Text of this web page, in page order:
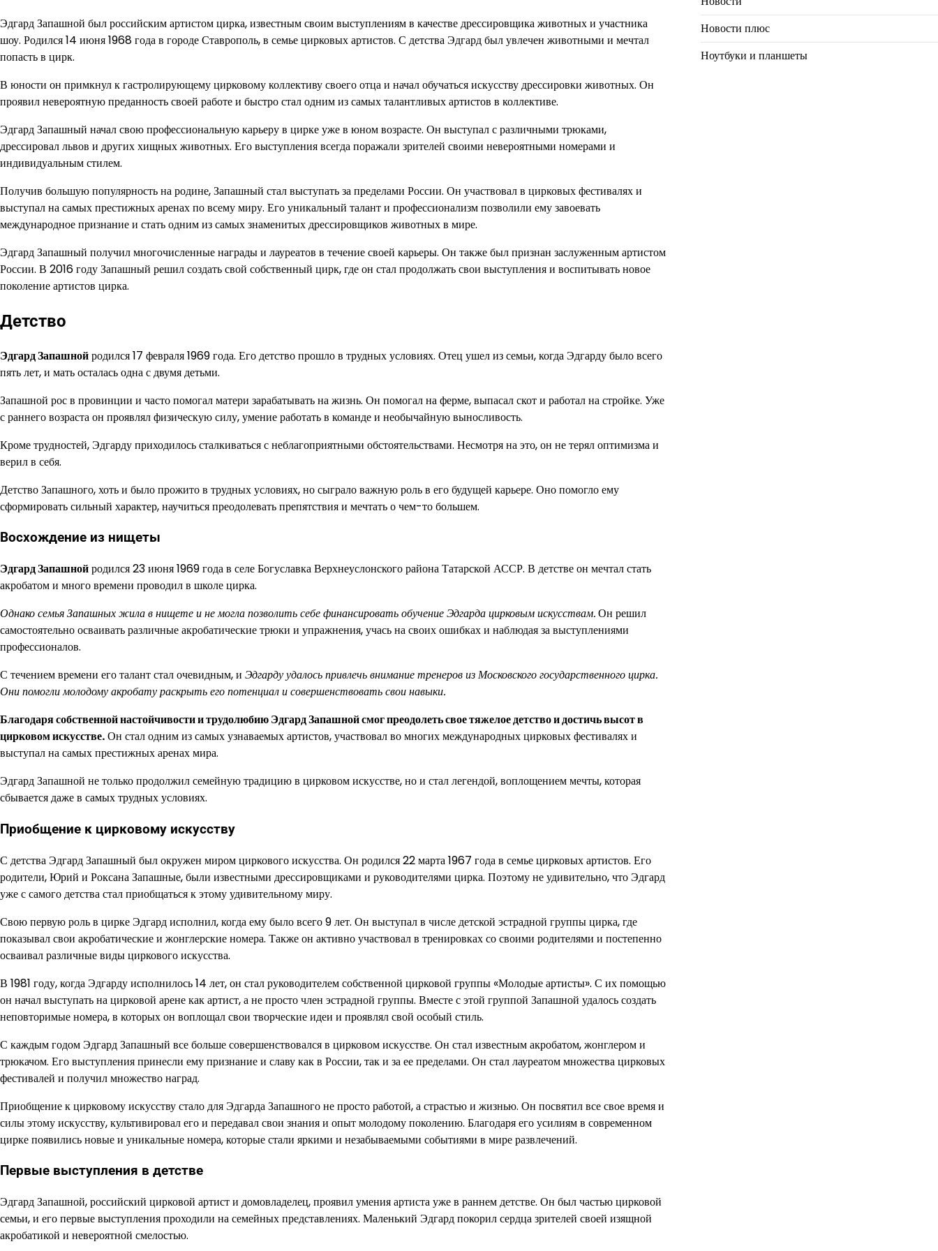
Эдгард Запашной был российским артистом цирка, известным своим выступлениям в качестве дрессировщика животных и участника
шоу. Родился 14 июня 1968 года в городе Ставрополь, в семье цирковых артистов. С детства Эдгард был увлечен животными и мечтал
попасть в цирк.
В юности он примкнул к гастролирующему цирковому коллективу своего отца и начал обучаться искусству дрессировки животных. Он
проявил невероятную преданность своей работе и быстро стал одним из самых талантливых артистов в коллективе.
Эдгард Запашный начал свою профессиональную карьеру в цирке уже в юном возрасте. Он выступал с различными трюками,
дрессировал львов и других хищных животных. Его выступления всегда поражали зрителей своими невероятными номерами и
индивидуальным стилем.
Получив большую популярность на родине, Запашный стал выступать за пределами России. Он участвовал в цирковых фестивалях и
выступал на самых престижных аренах по всему миру. Его уникальный талант и профессионализм позволили ему завоевать
международное признание и стать одним из самых знаменитых дрессировщиков животных в мире.
Эдгард Запашный получил многочисленные награды и лауреатов в течение своей карьеры. Он также был признан заслуженным артистом
России. В 2016 году Запашный решил создать свой собственный цирк, где он стал продолжать свои выступления и воспитывать новое
поколение артистов цирка.
Детство
Эдгард Запашнойродился 17 февраля 1969 года. Его детство прошло в трудных условиях. Отец ушел из семьи, когда Эдгарду было всего
пять лет, и мать осталась одна с двумя детьми.
Запашной рос в провинции и часто помогал матери зарабатывать на жизнь. Он помогал на ферме, выпасал скот и работал на стройке. Уже
с раннего возраста он проявлял физическую силу, умение работать в команде и необычайную выносливость.
Кроме трудностей, Эдгарду приходилось сталкиваться с неблагоприятными обстоятельствами. Несмотря на это, он не терял оптимизма и
верил в себя.
Детство Запашного, хоть и было прожито в трудных условиях, но сыграло важную роль в его будущей карьере. Оно помогло ему
сформировать сильный характер, научиться преодолевать препятствия и мечтать о чем-то большем.
Восхождение из нищеты
Эдгард Запашнойродился 23 июня 1969 года в селе Богуславка Верхнеуслонского района Татарской АССР. В детстве он мечтал стать
акробатом и много времени проводил в школе цирка.
Однако семья Запашных жила в нищете и не могла позволить себе финансировать обучение Эдгарда цирковым искусствам.Он решил
самостоятельно осваивать различные акробатические трюки и упражнения, учась на своих ошибках и наблюдая за выступлениями
профессионалов.
С течением времени его талант стал очевидным, и Эдгарду удалось привлечь внимание тренеров из Московского государственного цирка.
Они помогли молодому акробату раскрыть его потенциал и совершенствовать свои навыки.
Благодаря собственной настойчивости и трудолюбию Эдгард Запашной смог преодолеть свое тяжелое детство и достичь высот в
цирковом искусстве.Он стал одним из самых узнаваемых артистов, участвовал во многих международных цирковых фестивалях и
выступал на самых престижных аренах мира.
Эдгард Запашной не только продолжил семейную традицию в цирковом искусстве, но и стал легендой, воплощением мечты, которая
сбывается даже в самых трудных условиях.
Приобщение к цирковому искусству
С детства Эдгард Запашный был окружен миром циркового искусства. Он родился 22 марта 1967 года в семье цирковых артистов. Его
родители, Юрий и Роксана Запашные, были известными дрессировщиками и руководителями цирка. Поэтому не удивительно, что Эдгард
уже с самого детства стал приобщаться к этому удивительному миру.
Свою первую роль в цирке Эдгард исполнил, когда ему было всего 9 лет. Он выступал в числе детской эстрадной группы цирка, где
показывал свои акробатические и жонглерские номера. Также он активно участвовал в тренировках со своими родителями и постепенно
осваивал различные виды циркового искусства.
В 1981 году, когда Эдгарду исполнилось 14 лет, он стал руководителем собственной цирковой группы «Молодые артисты». С их помощью
он начал выступать на цирковой арене как артист, а не просто член эстрадной группы. Вместе с этой группой Запашной удалось создать
неповторимые номера, в которых он воплощал свои творческие идеи и проявлял свой особый стиль.
С каждым годом Эдгард Запашный все больше совершенствовался в цирковом искусстве. Он стал известным акробатом, жонглером и
трюкачом. Его выступления принесли ему признание и славу как в России, так и за ее пределами. Он стал лауреатом множества цирковых
фестивалей и получил множество наград.
Приобщение к цирковому искусству стало для Эдгарда Запашного не просто работой, а страстью и жизнью. Он посвятил все свое время и
силы этому искусству, культивировал его и передавал свои знания и опыт молодому поколению. Благодаря его усилиям в современном
цирке появились новые и уникальные номера, которые стали яркими и незабываемыми событиями в мире развлечений.
Первые выступления в детстве
Эдгард Запашной, российский цирковой артист и домовладелец, проявил умения артиста уже в раннем детстве. Он был частью цирковой
семьи, и его первые выступления проходили на семейных представлениях. Маленький Эдгард покорил сердца зрителей своей изящной
акробатикой и невероятной смелостью.
Новости плюс
Ноутбуки и планшеты